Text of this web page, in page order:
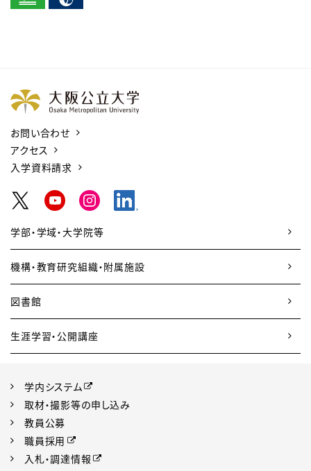
お問い合わせ
アクセス
入学資料請求
学部・学域・大学院等
機構・教育研究組織・附属施設
図書館
生涯学習・公開講座
学内システム
取材・撮影等の申し込み
教員公募
職員採用
入札・調達情報